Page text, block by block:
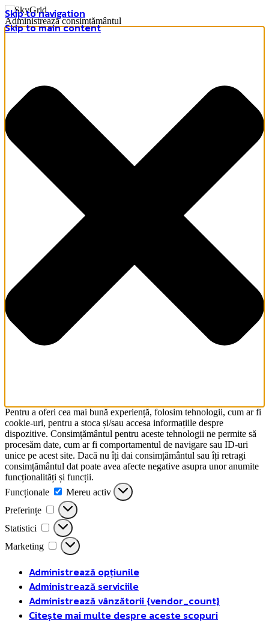
Administrează consimțământul
Pentru a oferi cea mai bună experiență, folosim tehnologii, cum ar fi
cookie-uri, pentru a stoca și/sau accesa informațiile despre
dispozitive. Consimțământul pentru aceste tehnologii ne permite să
procesăm date, cum ar fi comportamentul de navigare sau ID-uri
unice pe acest site. Dacă nu îți dai consimțământul sau îți retragi
consimțământul dat poate avea afecte negative asupra unor anumite
funcționalități și funcții.
Funcționale
Mereu activ
Preferințe
Statistici
Marketing
Administrează opțiunile
Administrează serviciile
Administrează vânzătorii {vendor_count}
Citește mai multe despre aceste scopuri
Skip to navigation
Skip to main content